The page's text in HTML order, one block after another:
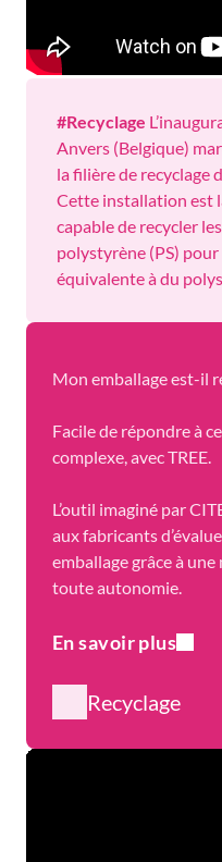
#Recyclage
Anvers (Belgique)
la filière de recyclage
Cette installation est
capable de recycler
polystyrène (PS)
équivalente à du
Mon emballage est-il
Facile de répondre à
complexe, avec TREE.
L’outil imaginé par
aux fabricants
emballage grâce à
toute autonomie.
En savoir plus
Recyclage